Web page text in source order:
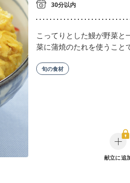
30分以内
こってりとした鰻が野菜と
菜に蒲焼のたれを使うこと
旬の食材
献立に追